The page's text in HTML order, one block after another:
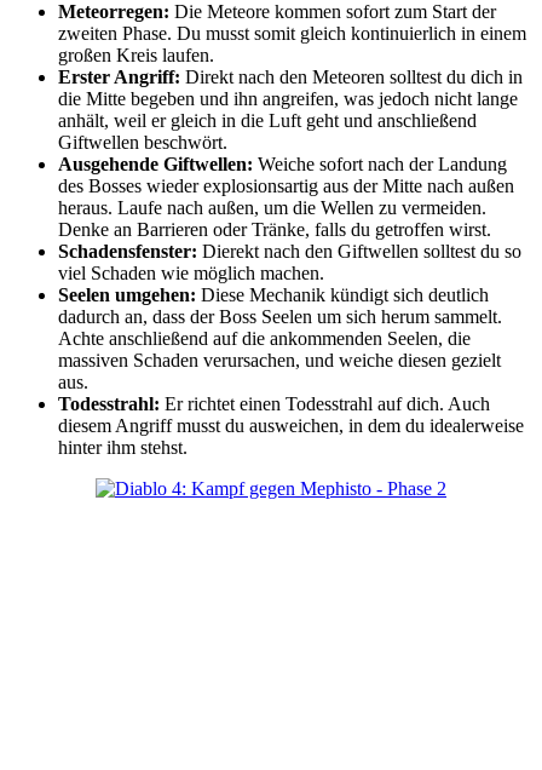
Meteorregen: Die Meteore kommen sofort zum Start der
zweiten Phase. Du musst somit gleich kontinuierlich in einem
großen Kreis laufen.
Erster Angriff: Direkt nach den Meteoren solltest du dich in
die Mitte begeben und ihn angreifen, was jedoch nicht lange
anhält, weil er gleich in die Luft geht und anschließend
Giftwellen beschwört.
Ausgehende Giftwellen: Weiche sofort nach der Landung
des Bosses wieder explosionsartig aus der Mitte nach außen
heraus. Laufe nach außen, um die Wellen zu vermeiden.
Denke an Barrieren oder Tränke, falls du getroffen wirst.
Schadensfenster: Dierekt nach den Giftwellen solltest du so
viel Schaden wie möglich machen.
Seelen umgehen: Diese Mechanik kündigt sich deutlich
dadurch an, dass der Boss Seelen um sich herum sammelt.
Achte anschließend auf die ankommenden Seelen, die
massiven Schaden verursachen, und weiche diesen gezielt
aus.
Todesstrahl: Er richtet einen Todesstrahl auf dich. Auch
diesem Angriff musst du ausweichen, in dem du idealerweise
hinter ihm stehst.